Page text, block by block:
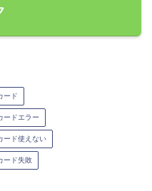
ード
ードエラー
ード使えない
ード失敗